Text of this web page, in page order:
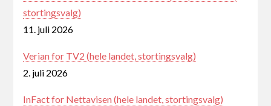
stortingsvalg)
11. juli 2026
Verian for TV2 (hele landet, stortingsvalg)
2. juli 2026
InFact for Nettavisen (hele landet, stortingsvalg)